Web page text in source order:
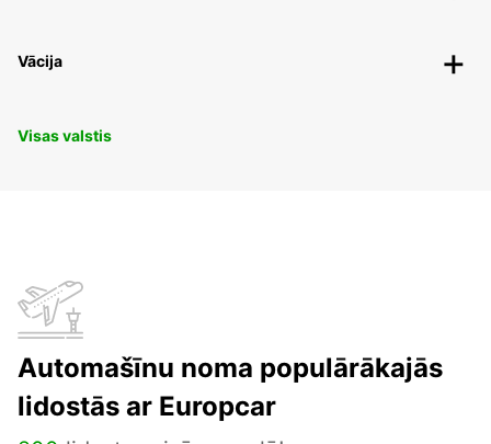
Vācija
Visas valstis
Automašīnu noma populārākajās
lidostās ar Europcar